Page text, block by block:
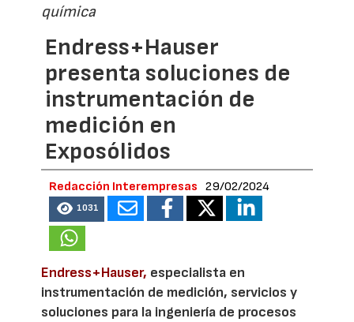
química
Endress+Hauser
presenta soluciones de
instrumentación de
medición en
Exposólidos
Redacción Interempresas 29/02/2024
1031
Endress+Hauser, especialista en
instrumentación de medición, servicios y
soluciones para la ingeniería de procesos